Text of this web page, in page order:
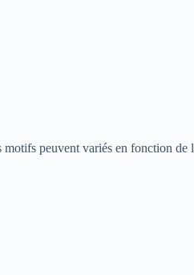
peuvent variés en fonction de